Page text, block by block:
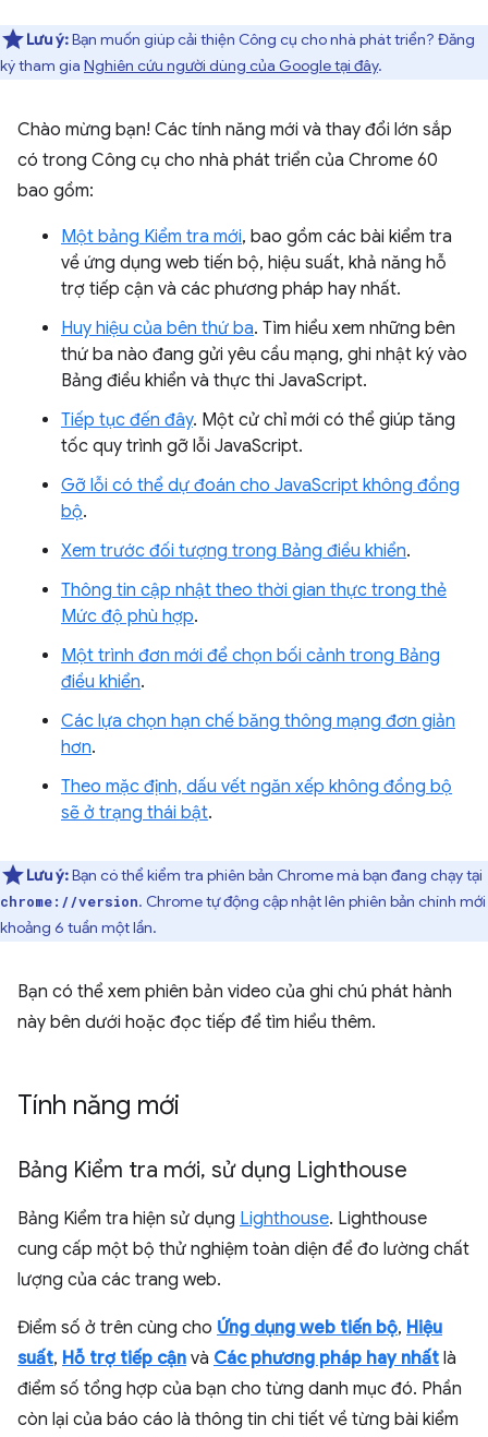
Lưu ý:Bạn muốn giúp cải thiện Công cụ cho nhà phát triển? Đăng
ký tham gia Nghiên cứu người dùng của Google tại đây.
Chào mừng bạn! Các tính năng mới và thay đổi lớn sắp
có trong Công cụ cho nhà phát triển của Chrome 60
bao gồm:
Một bảng Kiểm tra mới, bao gồm các bài kiểm tra
về ứng dụng web tiến bộ, hiệu suất, khả năng hỗ
trợ tiếp cận và các phương pháp hay nhất.
Huy hiệu của bên thứ ba. Tìm hiểu xem những bên
thứ ba nào đang gửi yêu cầu mạng, ghi nhật ký vào
Bảng điều khiển và thực thi JavaScript.
Tiếp tục đến đây. Một cử chỉ mới có thể giúp tăng
tốc quy trình gỡ lỗi JavaScript.
Gỡ lỗi có thể dự đoán cho JavaScript không đồng
bộ.
Xem trước đối tượng trong Bảng điều khiển.
Thông tin cập nhật theo thời gian thực trong thẻ
Mức độ phù hợp.
Một trình đơn mới để chọn bối cảnh trong Bảng
điều khiển.
Các lựa chọn hạn chế băng thông mạng đơn giản
hơn.
Theo mặc định, dấu vết ngăn xếp không đồng bộ
sẽ ở trạng thái bật.
Lưu ý:Bạn có thể kiểm tra phiên bản Chrome mà bạn đang chạy tại
chrome://version. Chrome tự động cập nhật lên phiên bản chính mới
khoảng 6 tuần một lần.
Bạn có thể xem phiên bản video của ghi chú phát hành
này bên dưới hoặc đọc tiếp để tìm hiểu thêm.
Tính năng mới
Bảng Kiểm tra mới, sử dụng Lighthouse
Bảng Kiểm tra hiện sử dụng Lighthouse. Lighthouse
cung cấp một bộ thử nghiệm toàn diện để đo lường chất
lượng của các trang web.
Điểm số ở trên cùng cho Ứng dụng web tiến bộ, Hiệu
suất, Hỗ trợ tiếp cận và Các phương pháp hay nhất là
điểm số tổng hợp của bạn cho từng danh mục đó. Phần
còn lại của báo cáo là thông tin chi tiết về từng bài kiểm